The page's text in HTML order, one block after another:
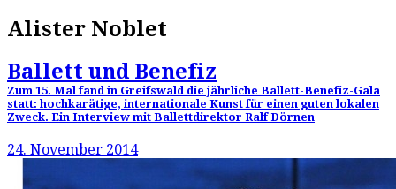
Alister Noblet
Ballett und Benefiz
Zum 15. Mal fand in Greifswald die jährliche Ballett-Benefiz-Gala
statt: hochkarätige, internationale Kunst für einen guten lokalen
Zweck. Ein Interview mit Ballettdirektor Ralf Dörnen
24. November 2014